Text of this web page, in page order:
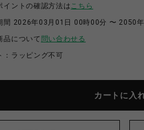
イントの確認方法はこちら
間 2026年03月01日 00時00分 〜 2050
品について 問い合わせる
：ラッピング不可
カートに入